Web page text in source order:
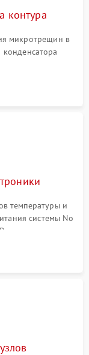
контура
микротрещин в
осушителя и
засоров.
температуры и
системы No
или замена